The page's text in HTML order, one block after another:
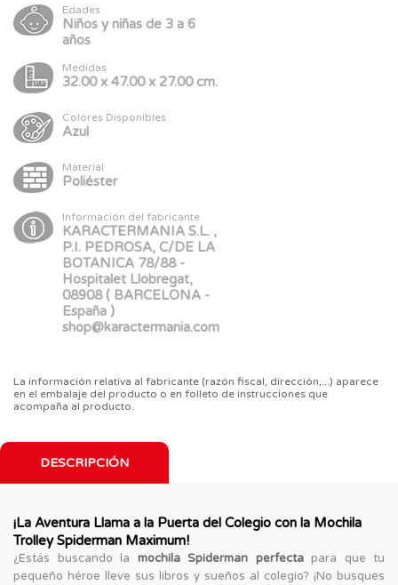
Edades
Niños y niñas de 3 a 6
años
Medidas
32.00 x 47.00 x 27.00 cm.
Colores Disponibles
Azul
Material
Poliéster
Información del fabricante
KARACTERMANIA S.L. ,
P.I. PEDROSA, C/DE LA
BOTANICA 78/88 -
Hospitalet Llobregat,
08908 ( BARCELONA -
España )
shop@karactermania.com
La información relativa al fabricante (razón fiscal, dirección,...) aparece
en el embalaje del producto o en folleto de instrucciones que
acompaña al producto.
DESCRIPCIÓN
¡La Aventura Llama a la Puerta del Colegio con la Mochila
Trolley Spiderman Maximum!
¿Estás buscando la mochila Spiderman perfectapara que tu
pequeño héroe lleve sus libros y sueños al colegio? ¡No busques